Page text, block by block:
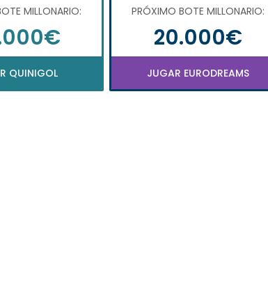
MILLONARIO:
QUINIGOL
PRÓXIMO BOTE MILLONARIO:
20.000€
JUGAR EURODREAMS